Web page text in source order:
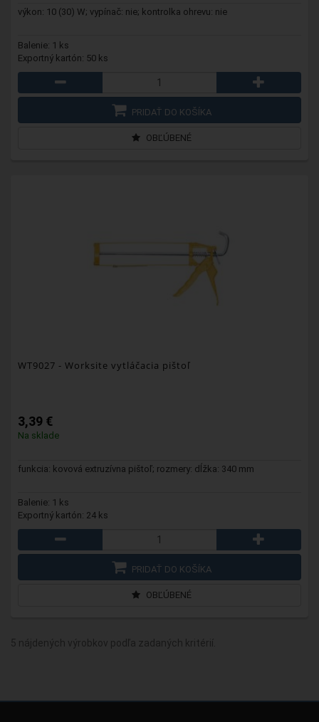
výkon: 10 (30) W; vypínač: nie; kontrolka ohrevu: nie
Balenie: 1 ks
Exportný kartón: 50 ks
PRIDAŤ DO KOŠÍKA
OBĽÚBENÉ
WT9027 - Worksite vytláčacia pištoľ
3,39 €
Na sklade
funkcia: kovová extruzívna pištoľ; rozmery: dĺžka: 340 mm
Balenie: 1 ks
Exportný kartón: 24 ks
PRIDAŤ DO KOŠÍKA
OBĽÚBENÉ
5 nájdených výrobkov podľa zadaných kritérií.